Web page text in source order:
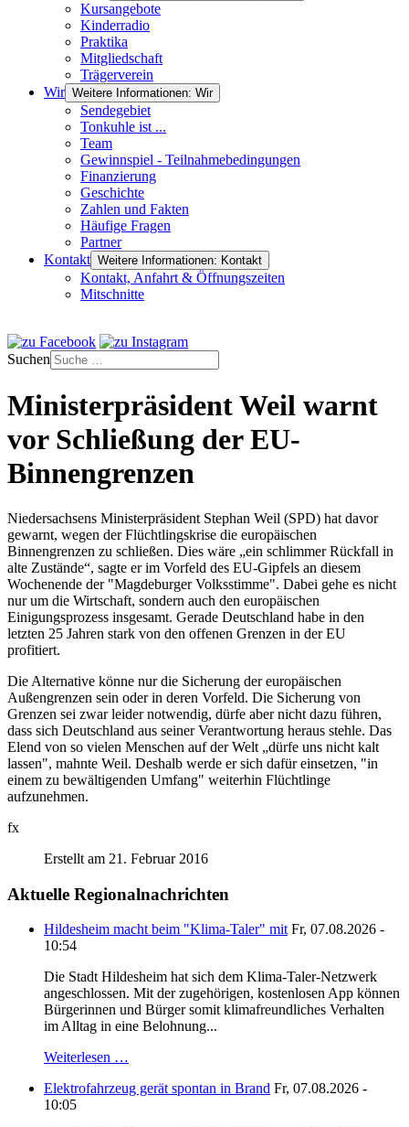
Kursangebote
Kinderradio
Praktika
Mitgliedschaft
Trägerverein
Wir Weitere Informationen: Wir
Sendegebiet
Tonkuhle ist ...
Team
Gewinnspiel - Teilnahmebedingungen
Finanzierung
Geschichte
Zahlen und Fakten
Häufige Fragen
Partner
Kontakt Weitere Informationen: Kontakt
Kontakt, Anfahrt & Öffnungszeiten
Mitschnitte
Suchen
Ministerpräsident Weil warnt
vor Schließung der EU-
Binnengrenzen
Niedersachsens Ministerpräsident Stephan Weil (SPD) hat davor
gewarnt, wegen der Flüchtlingskrise die europäischen
Binnengrenzen zu schließen. Dies wäre „ein schlimmer Rückfall in
alte Zustände“, sagte er im Vorfeld des EU-Gipfels an diesem
Wochenende der "Magdeburger Volksstimme". Dabei gehe es nicht
nur um die Wirtschaft, sondern auch den europäischen
Einigungsprozess insgesamt. Gerade Deutschland habe in den
letzten 25 Jahren stark von den offenen Grenzen in der EU
profitiert.
Die Alternative könne nur die Sicherung der europäischen
Außengrenzen sein oder in deren Vorfeld. Die Sicherung von
Grenzen sei zwar leider notwendig, dürfe aber nicht dazu führen,
dass sich Deutschland aus seiner Verantwortung heraus stehle. Das
Elend von so vielen Menschen auf der Welt „dürfe uns nicht kalt
lassen", mahnte Weil. Deshalb werde er sich dafür einsetzen, "in
einem zu bewältigenden Umfang" weiterhin Flüchtlinge
aufzunehmen.
fx
Erstellt am 21. Februar 2016
Aktuelle Regionalnachrichten
Hildesheim macht beim "Klima-Taler" mit Fr, 07.08.2026 -
10:54
Die Stadt Hildesheim hat sich dem Klima-Taler-Netzwerk
angeschlossen. Mit der zugehörigen, kostenlosen App können
Bürgerinnen und Bürger somit klimafreundliches Verhalten
im Alltag in eine Belohnung...
Weiterlesen …
Elektrofahrzeug gerät spontan in Brand Fr, 07.08.2026 -
10:05